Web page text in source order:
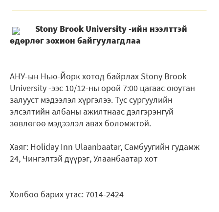
Stony Brook University -ийн нээлттэй
өдөрлөг зохион байгуулагдлаа
АНУ-ын Нью-Йорк хотод байрлах Stony Brook
University -ээс 10/12-ны орой 7:00 цагаас оюутан
залууст мэдээлэл хүргэлээ. Тус сургуулийн
элсэлтийн албаны ажилтнаас дэлгэрэнгүй
зөвлөгөө мэдээлэл авах боломжтой.
Хаяг: Holiday Inn Ulaanbaatar, Самбуугийн гудамж
24, Чингэлтэй дүүрэг, Улаанбаатар хот
Холбоо барих утас: 7014-2424